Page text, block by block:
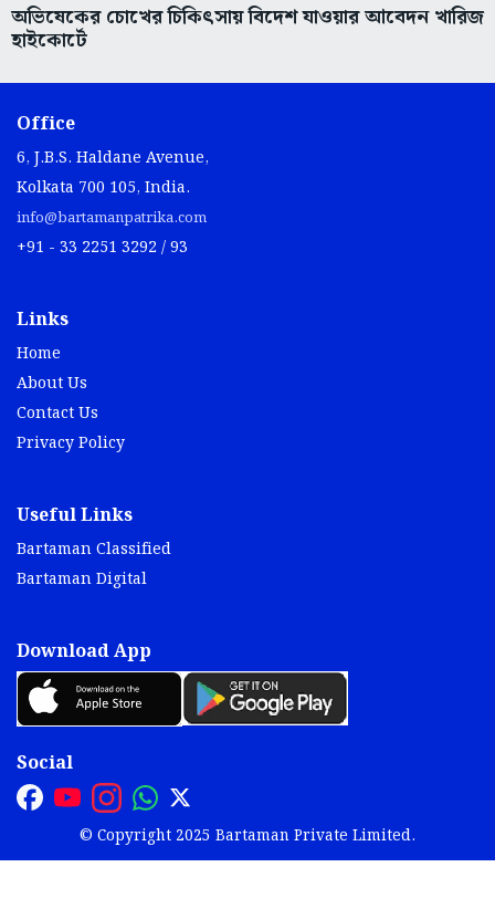
অভিষেকের চোখের চিকিৎসায় বিদেশ যাওয়ার আবেদন খারিজ
হাইকোর্টে
Office
6, J.B.S. Haldane Avenue,
Kolkata 700 105, India.
info@bartamanpatrika.com
+91 - 33 2251 3292 / 93
Links
Home
About Us
Contact Us
Privacy Policy
Useful Links
Bartaman Classified
Bartaman Digital
Download App
Social
© Copyright 2025 Bartaman Private Limited.